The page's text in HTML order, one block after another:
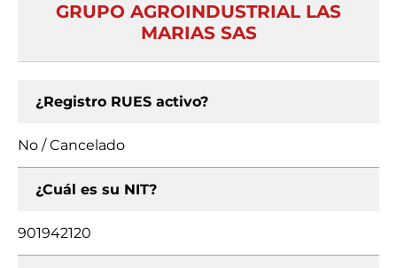
GRUPO AGROINDUSTRIAL LAS
MARIAS SAS
¿Registro RUES activo?
No / Cancelado
¿Cuál es su NIT?
901942120